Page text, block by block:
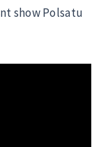
show Polsatu